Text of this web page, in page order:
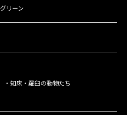
リーン
知床・羅臼の動物たち